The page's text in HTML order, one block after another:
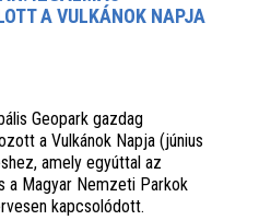
A VULKÁNOK NAPJA
Geopark gazdag
a Vulkánok Napja (június
amely egyúttal az
a Magyar Nemzeti Parkok
kapcsolódott.